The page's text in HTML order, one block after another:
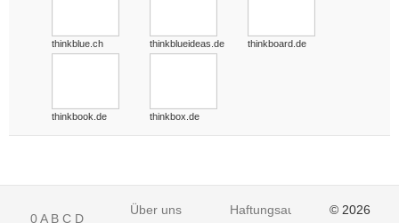
thinkblue.ch thinkblueideas.de thinkboard.de
thinkbook.de thinkbox.de
0A B C D
Über uns Haftungsausschluss© 2026